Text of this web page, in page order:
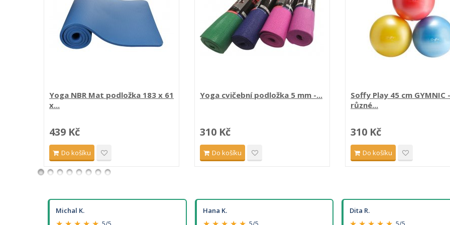
Yoga NBR Mat podložka 183 x 61
x...
439 Kč
Do košíku
Yoga cvičební podložka 5 mm -...
310 Kč
Do košíku
Soffy Play 45 cm GYMNIC -
různé...
310 Kč
Do košíku
Michal K. Hana K. Dita R.